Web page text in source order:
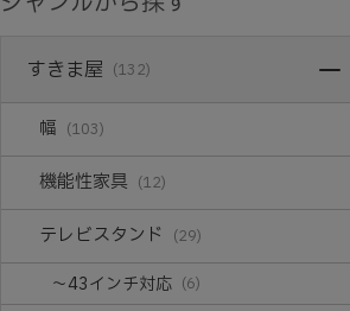
すきま屋 (132)
幅 (103)
機能性家具 (12)
テレビスタンド (29)
～43インチ対応 (6)